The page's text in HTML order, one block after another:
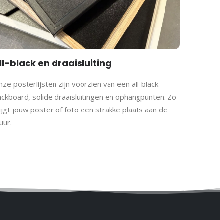
aan wat voor jou belangrijk is.
schitteringen te voorkomen.
black en draaisluiting
posterlijsten zijn voorzien van een all-black
solide draaisluitingen en ophangpunten. Zo
jouw poster of foto een strakke plaats aan de